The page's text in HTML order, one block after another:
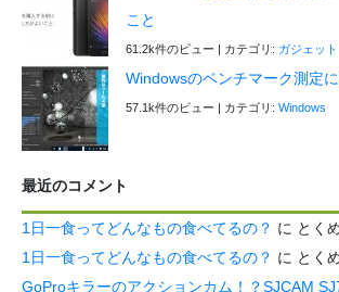
こと
61.2k件のビュー | カテゴリ: ガジェット
Windowsのベンチマーク測定
57.1k件のビュー | カテゴリ: Windows
最近のコメント
1日一食ってどんなもの食べてるの？ に とく
1日一食ってどんなもの食べてるの？ に とく
GoProキラーのアクションカム！？SJCAM